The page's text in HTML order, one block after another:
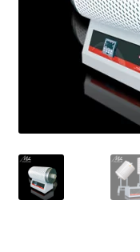
Condiții generale